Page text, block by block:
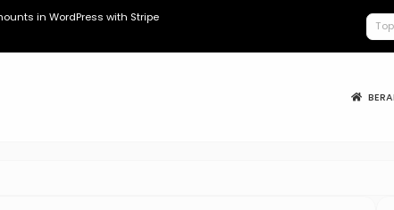
in WordPress with Stripe Kopdes